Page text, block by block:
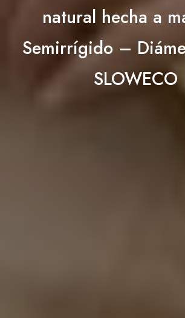
natural hecha a
Semirrígido –
SLOWECO